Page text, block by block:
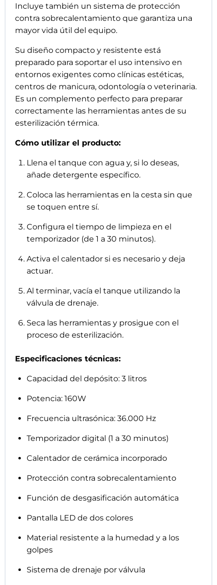
Incluye también un sistema de protección
contra sobrecalentamiento que garantiza una
mayor vida útil del equipo.
Su diseño compacto y resistente está
preparado para soportar el uso intensivo en
entornos exigentes como clínicas estéticas,
centros de manicura, odontología o veterinaria.
Es un complemento perfecto para preparar
correctamente las herramientas antes de su
esterilización térmica.
Cómo utilizar el producto:
Llena el tanque con agua y, si lo deseas,
añade detergente específico.
Coloca las herramientas en la cesta sin que
se toquen entre sí.
Configura el tiempo de limpieza en el
temporizador (de 1 a 30 minutos).
Activa el calentador si es necesario y deja
actuar.
Al terminar, vacía el tanque utilizando la
válvula de drenaje.
Seca las herramientas y prosigue con el
proceso de esterilización.
Especificaciones técnicas:
Capacidad del depósito: 3 litros
Potencia: 160W
Frecuencia ultrasónica: 36.000 Hz
Temporizador digital (1 a 30 minutos)
Calentador de cerámica incorporado
Protección contra sobrecalentamiento
Función de desgasificación automática
Pantalla LED de dos colores
Material resistente a la humedad y a los
golpes
Sistema de drenaje por válvula